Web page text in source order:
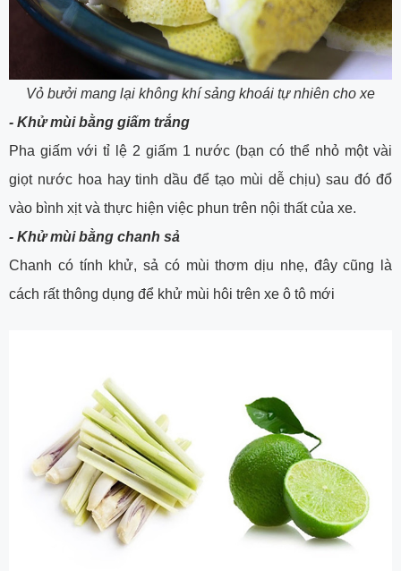
Vỏ bưởi mang lại không khí sảng khoái tự nhiên cho xe
- Khử mùi bằng giấm trắng
Pha giấm với tỉ lệ 2 giấm 1 nước (bạn có thể nhỏ một vài
giọt nước hoa hay tinh dầu để tạo mùi dễ chịu) sau đó đổ
vào bình xịt và thực hiện việc phun trên nội thất của xe.
- Khử mùi bằng chanh sả
Chanh có tính khử, sả có mùi thơm dịu nhẹ, đây cũng là
cách rất thông dụng để khử mùi hôi trên xe ô tô mới